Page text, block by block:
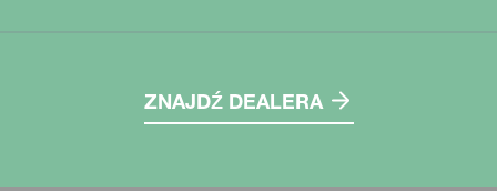
ZNAJDŹ DEALERA